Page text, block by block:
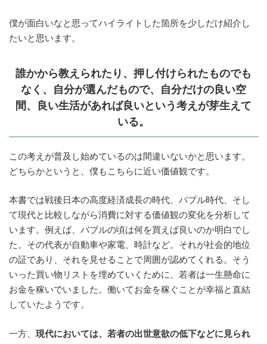
僕が面白いなと思ってハイライトした箇所を少しだけ紹介し
たいと思います。
誰かから教えられたり、押し付けられたものでも
なく、自分が選んだもので、自分だけの良い空
間、良い生活があれば良いという考えが芽生えて
いる。
この考えが普及し始めているのは間違いないかと思います。
どちらかというと、僕もこちらに近い価値観です。
本書では戦後日本の高度経済成長の時代、バブル時代、そし
て現代と比較しながら消費に対する価値観の変化を分析して
います。例えば、バブルの頃は何を買えば良いのか明白でし
た。その代表が自動車や家電、時計など。それが社会的地位
の証であり、それを見せることで周囲が認めてくれる。そう
いった買い物リストを埋めていくために、若者は一生懸命に
お金を稼いでいました。働いてお金を稼ぐことが幸福と直結
していたようです。
一方、 現代においては、若者の出世意欲の低下などに見られ